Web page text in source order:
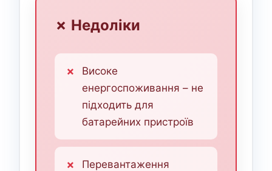
✗ Недоліки
Високе
енергоспоживання – не
підходить для
батарейних пристроїв
Перевантаження